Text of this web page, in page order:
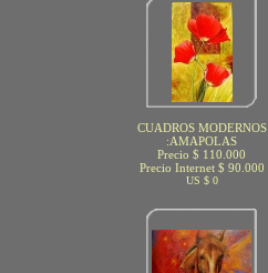
CUADROS MODERNOS
:AMAPOLAS
Precio $ 110.000
Precio Internet $ 90.000
US $ 0